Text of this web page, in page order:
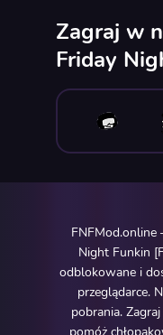
Zagraj w
Friday
Night Funkin
odblokowane i
przeglądarce.
pobrania.